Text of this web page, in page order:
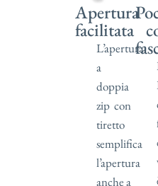
Apertura
facilitata
L’apertura
a
doppia
zip con
tiretto
semplifica
l’apertura
anche a